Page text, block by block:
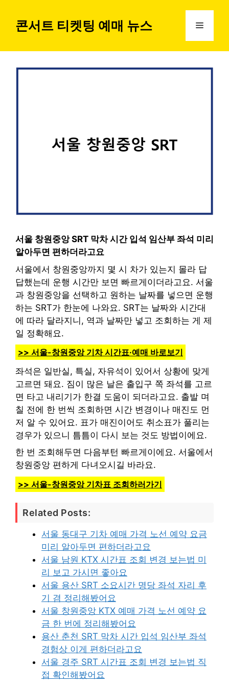
콘서트 티켓팅 예매 뉴스 메
서울 창원중앙 SRT 막차 시간 입석 임산부 좌석 미리
알아두면 편하더라고요
서울에서 창원중앙까지 몇 시 차가 있는지 몰라 답
답했는데 운행 시간만 보면 빠르게이더라고요. 서울
과 창원중앙을 선택하고 원하는 날짜를 넣으면 운행
하는 SRT가 한눈에 나와요. SRT는 날짜와 시간대
에 따라 달라지니, 역과 날짜만 넣고 조회하는 게 제
일 정확해요.
>> 서울-창원중앙 기차 시간표·예매 바로보기
좌석은 일반실, 특실, 자유석이 있어서 상황에 맞게
고르면 돼요. 짐이 많은 날은 출입구 쪽 좌석를 고르
면 타고 내리기가 한결 도움이 되더라고요. 출발 며
칠 전에 한 번씩 조회하면 시간 변경이나 매진도 먼
저 알 수 있어요. 표가 매진이어도 취소표가 풀리는
경우가 있으니 틈틈이 다시 보는 것도 방법이에요.
한 번 조회해두면 다음부턴 빠르게이에요. 서울에서
창원중앙 편하게 다녀오시길 바라요.
>> 서울-창원중앙 기차표 조회하러가기
Related Posts:
서울 동대구 기차 예매 가격 노선 예약 요금
미리 알아두면 편하더라고요
서울 남원 KTX 시간표 조회 변경 보는법 미
리 보고 가시면 좋아요
서울 용산 SRT 소요시간 명당 좌석 자리 후
기 겸 정리해봤어요
서울 창원중앙 KTX 예매 가격 노선 예약 요
금 한 번에 정리해봤어요
용산 춘천 SRT 막차 시간 입석 임산부 좌석
경험상 이게 편하더라고요
서울 경주 SRT 시간표 조회 변경 보는법 직
접 확인해봤어요